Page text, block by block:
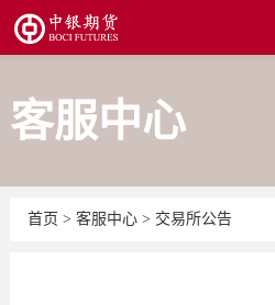
客服中心
首页 > 客服中心 > 交易所公告